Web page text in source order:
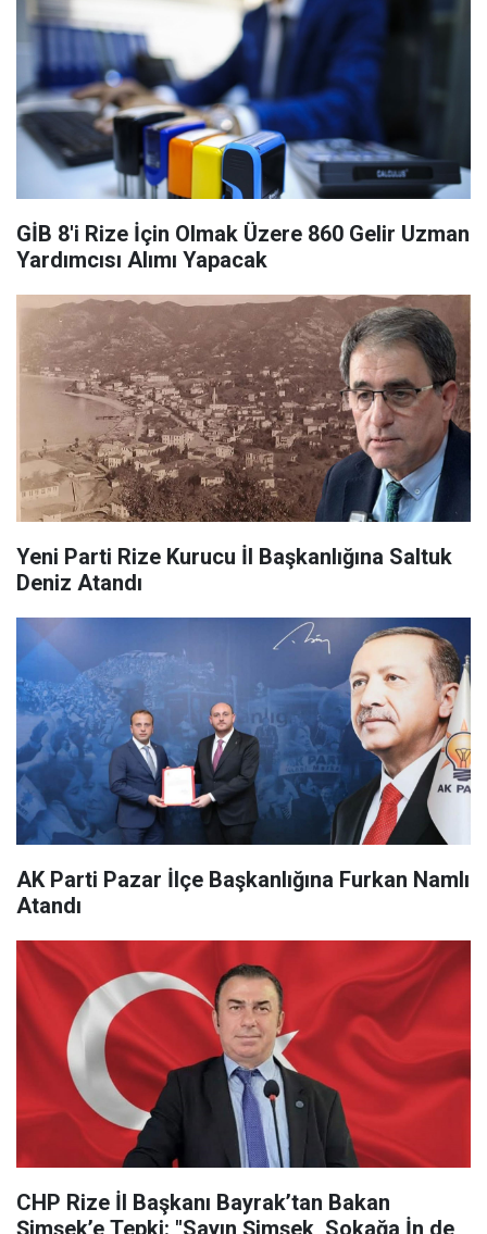
GİB 8'i Rize İçin Olmak Üzere 860 Gelir Uzman
Yardımcısı Alımı Yapacak
Yeni Parti Rize Kurucu İl Başkanlığına Saltuk
Deniz Atandı
AK Parti Pazar İlçe Başkanlığına Furkan Namlı
Atandı
CHP Rize İl Başkanı Bayrak’tan Bakan
Şimşek’e Tepki: "Sayın Şimşek, Sokağa İn de